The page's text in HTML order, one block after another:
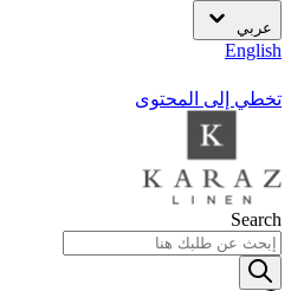
عربي
English
تخطي إلى المحتوى
Search